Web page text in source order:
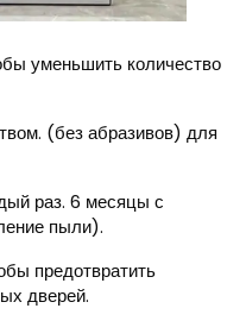
уменьшить количество
(без абразивов) для
раз. 6 месяцы с
пыли).
предотвратить
дверей.